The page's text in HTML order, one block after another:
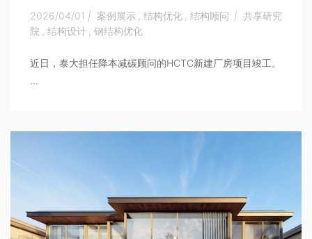
2026/04/01 | 案例展示 结构优化 结构顾问 | 共享研究
院
结构设计 钢结构优化
近日，泰大担任降本减碳顾问的HCTC新建厂房项目竣工。
...